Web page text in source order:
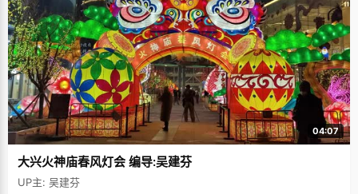
04:07
大兴火神庙春风灯会 编导:吴建芬
UP主: 吴建芬